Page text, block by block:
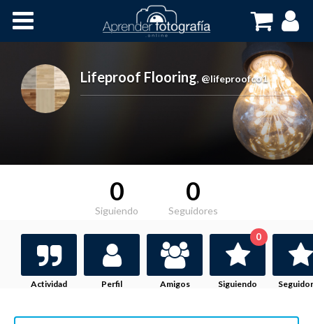
Cursos OnLine
Lifeproof Flooring, @lifeproofco1
0
Siguiendo
0
Seguidores
Actividad Perfil Amigos Siguiendo
0